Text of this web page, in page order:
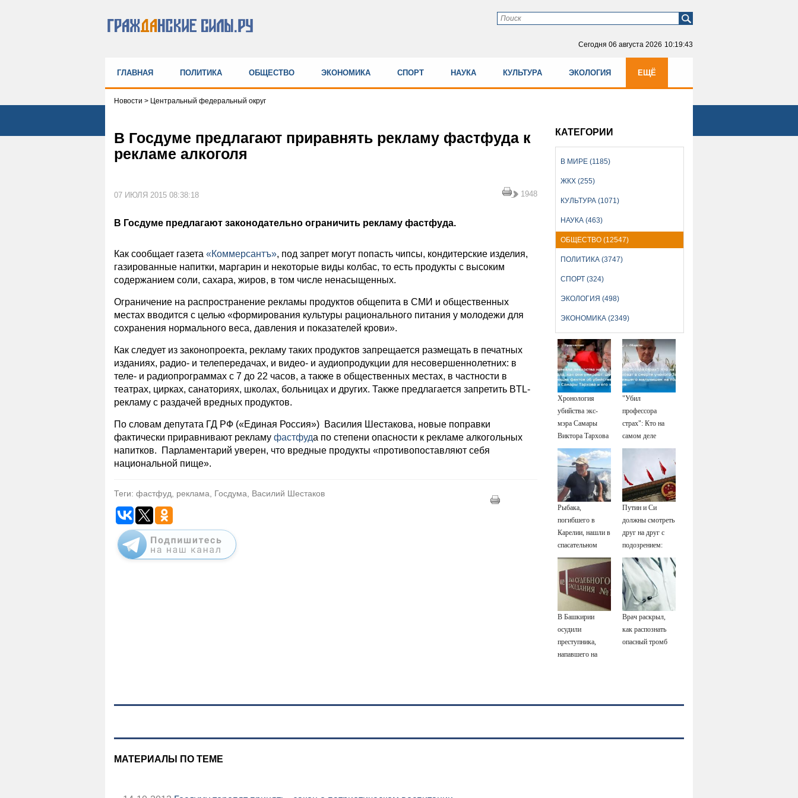
Сегодня 06 августа 2026 10:19:43
ГЛАВНАЯ ПОЛИТИКА ОБЩЕСТВО ЭКОНОМИКА СПОРТ НАУКА КУЛЬТУРА ЭКОЛОГИЯ ЕЩЁ
Новости > Центральный федеральный округ
В Госдуме предлагают приравнять рекламу фастфуда к
рекламе алкоголя
07 ИЮЛЯ 2015 08:38:18 1948
В Госдуме предлагают законодательно ограничить рекламу фастфуда.
Как сообщает газета «Коммерсантъ», под запрет могут попасть чипсы, кондитерские изделия,
газированные напитки, маргарин и некоторые виды колбас, то есть продукты с высоким
содержанием соли, сахара, жиров, в том числе ненасыщенных.
Ограничение на распространение рекламы продуктов общепита в СМИ и общественных
местах вводится с целью «формирования культуры рационального питания у молодежи для
сохранения нормального веса, давления и показателей крови».
Как следует из законопроекта, рекламу таких продуктов запрещается размещать в печатных
изданиях, радио- и телепередачах, и видео- и аудиопродукции для несовершеннолетних: в
теле- и радиопрограммах с 7 до 22 часов, а также в общественных местах, в частности в
театрах, цирках, санаториях, школах, больницах и других. Также предлагается запретить BTL-
рекламу с раздачей вредных продуктов.
По словам депутата ГД РФ («Единая Россия») Василия Шестакова, новые поправки
фактически приравнивают рекламу фастфуда по степени опасности к рекламе алкогольных
напитков. Парламентарий уверен, что вредные продукты «противопоставляют себя
национальной пище».
Теги: фастфуд, реклама, Госдума, Василий Шестаков
КАТЕГОРИИ
В МИРЕ (1185)
ЖКХ (255)
КУЛЬТУРА (1071)
НАУКА (463)
ОБЩЕСТВО (12547)
ПОЛИТИКА (3747)
СПОРТ (324)
ЭКОЛОГИЯ (498)
ЭКОНОМИКА (2349)
Хронология
убийства экс-
мэра Самары
Виктора Тархова
и его жены: шесть
шокирующих
фактов, новые
подробности
"Убил
профессора
страх": Кто на
самом деле
виноват в смерти
ученого Зезина,
остановившего
мальчишек на
поле с горохом
Рыбака,
погибшего в
Карелии, нашли в
спасательном
жилете
Путин и Си
должны смотреть
друг на друг с
подозрением:
Зеленский
поставил задачу
своим
дипломатам
В Башкирии
осудили
преступника,
напавшего на
Врач раскрыл,
как распознать
опасный тромб
МАТЕРИАЛЫ ПО ТЕМЕ